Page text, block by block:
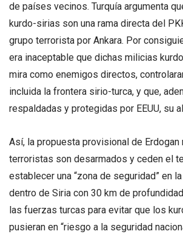
de países vecinos. Turquía argumenta
kurdo-sirias son una rama directa del
grupo terrorista por Ankara. Por
era inaceptable que dichas milicias
mira como enemigos directos,
incluida la frontera sirio-turca, y que,
respaldadas y protegidas por EEUU, su
Así, la propuesta provisional de Erdogan
terroristas son desarmados y ceden el
establecer una “zona de seguridad” en
dentro de Siria con 30 km de
las fuerzas turcas para evitar que los
pusieran en “riesgo a la seguridad